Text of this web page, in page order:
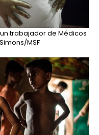
trabajador de Médicos
MSF